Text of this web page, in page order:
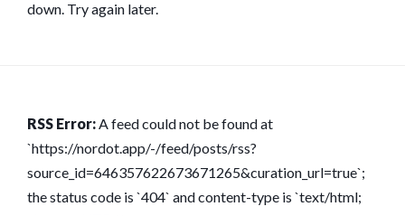
down. Try again later.
RSS Error:A feed could not be found at
`https://nordot.app/-/feed/posts/rss?
source_id=646357622673671265&curation_url=true`;
the status code is `404` and content-type is `text/html;